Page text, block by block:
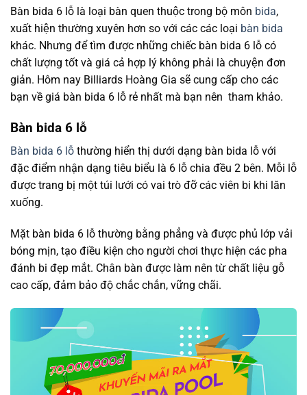
Bàn bida 6 lỗ là loại bàn quen thuộc trong bộ môn bida,
xuất hiện thường xuyên hơn so với các các loại bàn bida
khác. Nhưng để tìm được những chiếc bàn bida 6 lỗ có
chất lượng tốt và giá cả hợp lý không phải là chuyện đơn
giản. Hôm nay Billiards Hoàng Gia sẽ cung cấp cho các
bạn về giá bàn bida 6 lỗ rẻ nhất mà bạn nên tham khảo.
Bàn bida 6 lỗ
Bàn bida 6 lỗ thường hiển thị dưới dạng bàn bida lỗ với
đặc điểm nhận dạng tiêu biểu là 6 lỗ chia đều 2 bên. Mỗi lỗ
được trang bị một túi lưới có vai trò đỡ các viên bi khi lăn
xuống.
Mặt bàn bida 6 lỗ thường bằng phẳng và được phủ lớp vải
bóng mịn, tạo điều kiện cho người chơi thực hiện các pha
đánh bi đẹp mắt. Chân bàn được làm nên từ chất liệu gỗ
cao cấp, đảm bảo độ chắc chắn, vững chãi.